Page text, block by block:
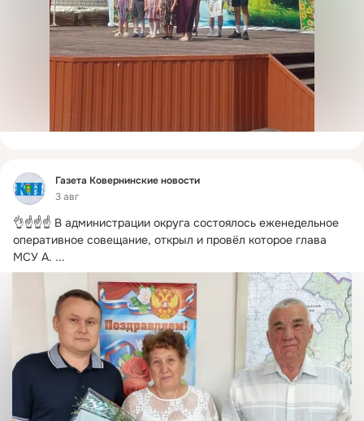
Фид
Газета Ковернинские новости
3 авг
👌☝️☝️☝️ В администрации округа состоялось еженедельное
оперативное совещание, открыл и провёл которое глава
МСУ А. ...